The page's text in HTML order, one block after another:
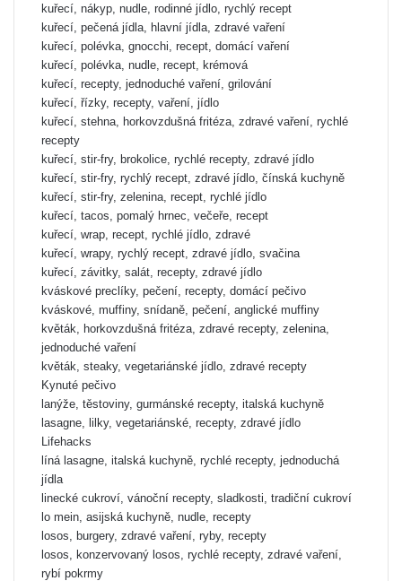
kuřecí, nákyp, nudle, rodinné jídlo, rychlý recept
kuřecí, pečená jídla, hlavní jídla, zdravé vaření
kuřecí, polévka, gnocchi, recept, domácí vaření
kuřecí, polévka, nudle, recept, krémová
kuřecí, recepty, jednoduché vaření, grilování
kuřecí, řízky, recepty, vaření, jídlo
kuřecí, stehna, horkovzdušná fritéza, zdravé vaření, rychlé
recepty
kuřecí, stir-fry, brokolice, rychlé recepty, zdravé jídlo
kuřecí, stir-fry, rychlý recept, zdravé jídlo, čínská kuchyně
kuřecí, stir-fry, zelenina, recept, rychlé jídlo
kuřecí, tacos, pomalý hrnec, večeře, recept
kuřecí, wrap, recept, rychlé jídlo, zdravé
kuřecí, wrapy, rychlý recept, zdravé jídlo, svačina
kuřecí, závitky, salát, recepty, zdravé jídlo
kváskové preclíky, pečení, recepty, domácí pečivo
kváskové, muffiny, snídaně, pečení, anglické muffiny
květák, horkovzdušná fritéza, zdravé recepty, zelenina,
jednoduché vaření
květák, steaky, vegetariánské jídlo, zdravé recepty
Kynuté pečivo
lanýže, těstoviny, gurmánské recepty, italská kuchyně
lasagne, lilky, vegetariánské, recepty, zdravé jídlo
Lifehacks
líná lasagne, italská kuchyně, rychlé recepty, jednoduchá
jídla
linecké cukroví, vánoční recepty, sladkosti, tradiční cukroví
lo mein, asijská kuchyně, nudle, recepty
losos, burgery, zdravé vaření, ryby, recepty
losos, konzervovaný losos, rychlé recepty, zdravé vaření,
rybí pokrmy